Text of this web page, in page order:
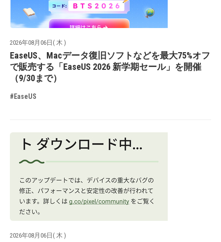
2026年08月06日( 木 )
EaseUS、Macデータ復旧ソフトなどを最大75%オフ
で販売する「EaseUS 2026 新学期セール」を開催
（9/30まで）
#EaseUS
2026年08月06日( 木 )